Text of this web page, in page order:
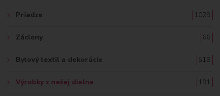
Priadze 1029
Záclony 66
Bytový textil a dekorácie 519
Výrobky z našej dielne 191